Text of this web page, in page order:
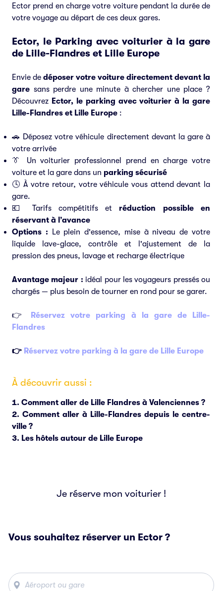
Ector prend en charge votre voiture pendant la durée de
votre voyage au départ de ces deux gares.
Ector, le Parking avec voiturier à la gare
de Lille-Flandres et Lille Europe
Envie de déposer votre voiture directement devant la
gare sans perdre une minute à chercher une place ?
Découvrez Ector, le parking avec voiturier à la gare
Lille-Flandres et Lille Europe :
🚗 Déposez votre véhicule directement devant la gare à
votre arrivée
👔 Un voiturier professionnel prend en charge votre
voiture et la gare dans un parking sécurisé
🕓 À votre retour, votre véhicule vous attend devant la
gare.
💶 Tarifs compétitifs et réduction possible en
réservant à l’avance
Options : Le plein d'essence, mise à niveau de votre
liquide lave-glace, contrôle et l'ajustement de la
pression des pneus, lavage et recharge électrique
Avantage majeur : idéal pour les voyageurs pressés ou
chargés — plus besoin de tourner en rond pour se garer.
👉
Réservez votre parking à la gare de Lille-
Flandres
👉 Réservez votre parking à la gare de Lille Europe
À découvrir aussi :
Comment aller de Lille Flandres à Valenciennes ?
Comment aller à Lille-Flandres depuis le centre-
ville ?
Les hôtels autour de Lille Europe
Je réserve mon voiturier !
Vous souhaitez réserver un Ector ?